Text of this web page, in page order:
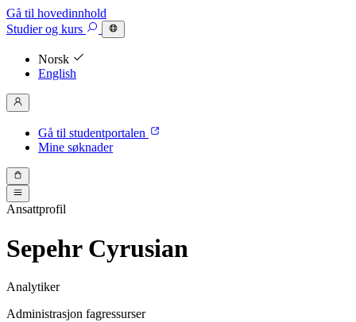
Gå til hovedinnhold
Studierog kurs
Norsk
English
Gå til studentportalen
Mine søknader
Ansattprofil
Sepehr Cyrusian
Analytiker
Administrasjon fagressurser